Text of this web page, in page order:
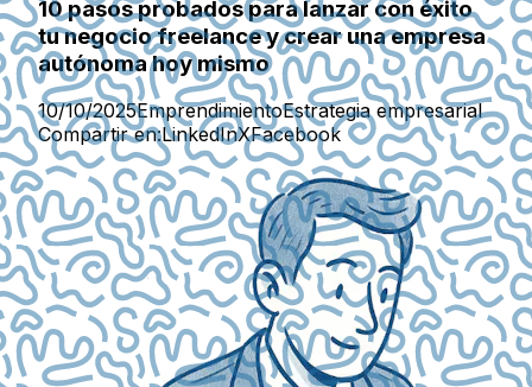
10 pasos probados para lanzar con éxito
tu negocio freelance y crear una empresa
autónoma hoy mismo
10/10/2025EmprendimientoEstrategia empresarial
Compartir en:LinkedInXFacebook